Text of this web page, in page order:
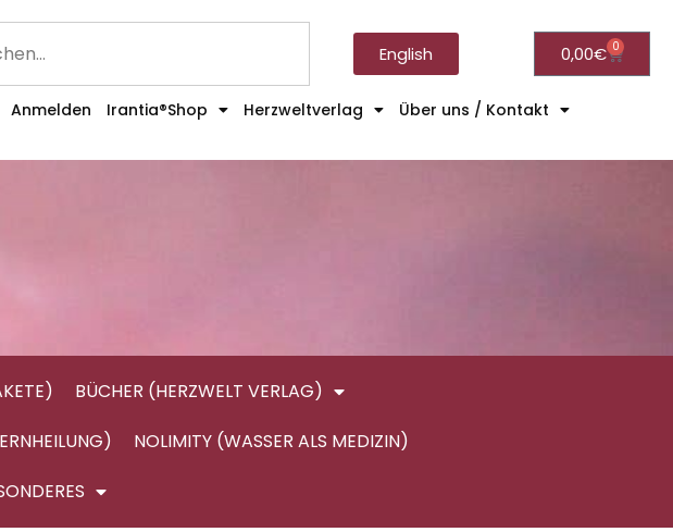
English 0,00€ 0
Anmelden Irantia®Shop Herzweltverlag
Über uns / Kontakt
BÜCHER (HERZWELT VERLAG)
NOLIMITY (WASSER ALS MEDIZIN)